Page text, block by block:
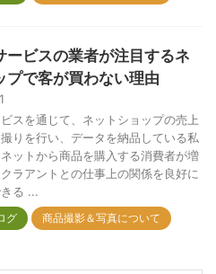
ービスの業者が注目するネ
プで客が買わない理由
スを通じて、ネットショップの売上
りを行い、データを納品している私
ットから商品を購入する消費者が増
ラアントとの仕事上の関係を良好に
る ...
グ 商品撮影＆写真について